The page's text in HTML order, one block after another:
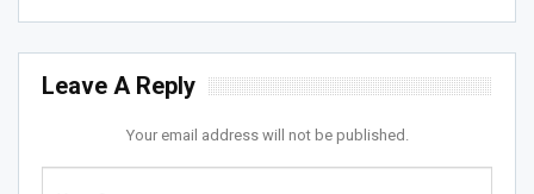
Leave A Reply
Your email address will not be published.